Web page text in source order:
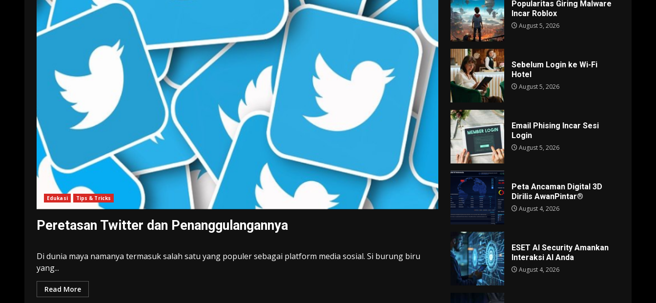
Edukasi Tips & Tricks
Peretasan Twitter dan Penanggulangannya
Di dunia maya namanya termasuk salah satu yang populer sebagai platform media sosial. Si burung biru
yang...
Read More
Popularitas Giring Malware
Incar Roblox
August 5, 2026
Sebelum Login ke Wi-Fi
Hotel
August 5, 2026
Email Phising Incar Sesi
Login
August 5, 2026
Peta Ancaman Digital 3D
Dirilis AwanPintar®
August 4, 2026
ESET AI Security Amankan
Interaksi AI Anda
August 4, 2026